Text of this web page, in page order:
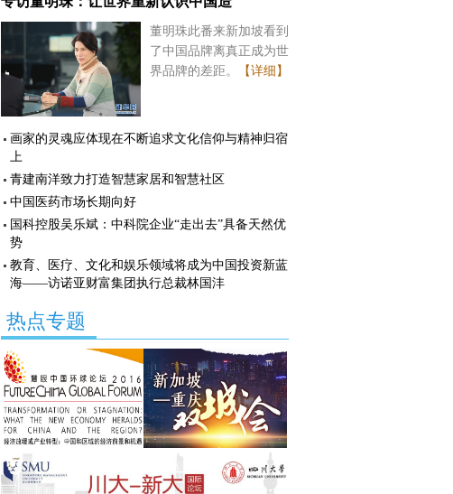
董明珠此番来新加坡看到
了中国品牌离真正成为世
界品牌的差距。
【详细】
画家的灵魂应体现在不断追求文化信仰与精神归宿
上
青建南洋致力打造智慧家居和智慧社区
中国医药市场长期向好
国科控股吴乐斌：中科院企业“走出去”具备天然优
势
教育、医疗、文化和娱乐领域将成为中国投资新蓝
海——访诺亚财富集团执行总裁林国沣
热点专题